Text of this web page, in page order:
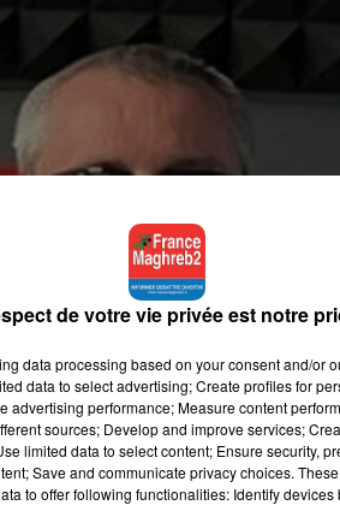
de votre vie privée est notre
data processing based on your consent and/or
data to select advertising; Create profiles for
advertising performance; Measure content
sources; Develop and improve services;
limited data to select content; Ensure security,
Save and communicate privacy choices.
to offer following functionalities: Identify